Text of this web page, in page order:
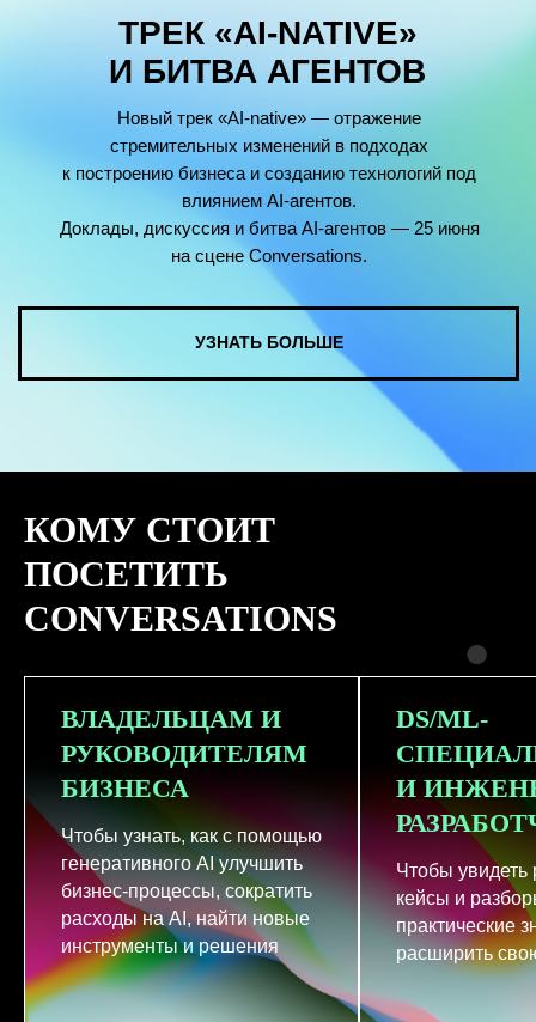
КОМУ СТОИТ
ПОСЕТИТЬ
CONVERSATIONS
ВЛАДЕЛЬЦАМ И
РУКОВОДИТЕЛЯМ
БИЗНЕСА
Чтобы узнать, как с помощью
генеративного AI улучшить
бизнес-процессы, сократить
расходы на AI, найти новые
инструменты и решения
DS/ML-
И
Чтобы увидеть
кейсы и
практические
расширить